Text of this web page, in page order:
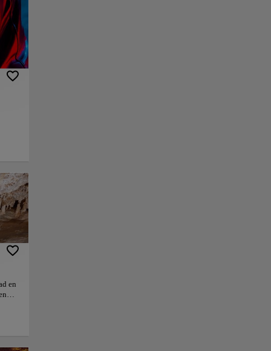
en
los